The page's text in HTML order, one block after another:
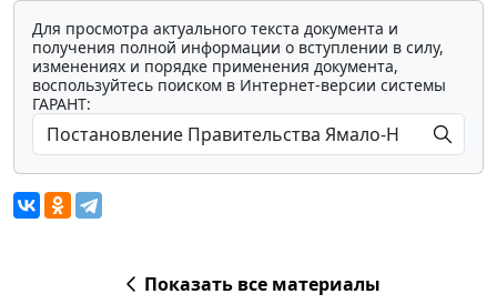
Для просмотра актуального текста документа и
получения полной информации о вступлении в силу,
изменениях и порядке применения документа,
воспользуйтесь поиском в Интернет-версии системы
ГАРАНТ:
Показать все материалы